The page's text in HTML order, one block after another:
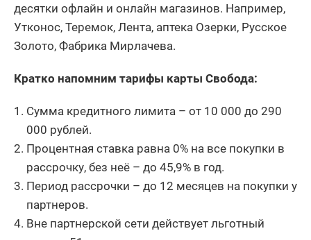
десятки офлайн и онлайн магазинов. Например,
Утконос, Теремок, Лента, аптека Озерки, Русское
Золото, Фабрика Мирлачева.
Кратко напомним тарифы карты Свобода:
Сумма кредитного лимита – от 10 000 до 290
000 рублей.
Процентная ставка равна 0% на все покупки в
рассрочку, без неё – до 45,9% в год.
Период рассрочки – до 12 месяцев на покупки у
партнеров.
Вне партнерской сети действует льготный